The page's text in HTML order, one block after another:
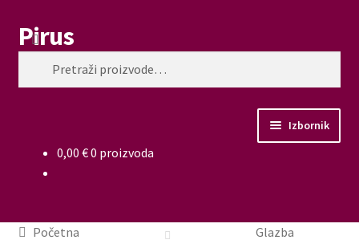
Preskoči
na
navigaciju
Skoči
do
sadržaja
Pirus
Pretraži
Izbornik
0,00 €0 proizvoda
Početna
Glazba